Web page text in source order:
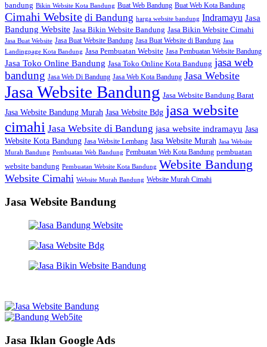
bandung Bikin Website Kota Bandung Buat Web Bandung Buat Web Kota Bandung
Cimahi Website di Bandung harga website bandung Indramayu Jasa
Bandung Website Jasa Bikin Website Bandung Jasa Bikin Website Cimahi
Jasa Buat Website Jasa Buat Website Bandung Jasa Buat Website di Bandung Jasa
Landingpage Kota Bandung Jasa Pembuatan Website Jasa Pembuatan Website Bandung
Jasa Toko Online Bandung Jasa Toko Online Kota Bandung jasa web
bandung Jasa Web Di Bandung Jasa Web Kota Bandung Jasa Website
Jasa Website Bandung Jasa Website Bandung Barat
Jasa Website Bandung Murah Jasa Website Bdg jasa website
cimahi Jasa Website di Bandung jasa website indramayu Jasa
Website Kota Bandung Jasa Website Lembang Jasa Website Murah Jasa Website
Murah Bandung Pembuatan Web Bandung Pembuatan Web Kota Bandung pembuatan
website bandung Pembuatan Website Kota Bandung Website Bandung
Website Cimahi Website Murah Bandung Website Murah Cimahi
Jasa Website Bandung
Jasa Iklan Google Ads